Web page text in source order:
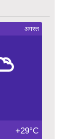
अगस्त
+29°C